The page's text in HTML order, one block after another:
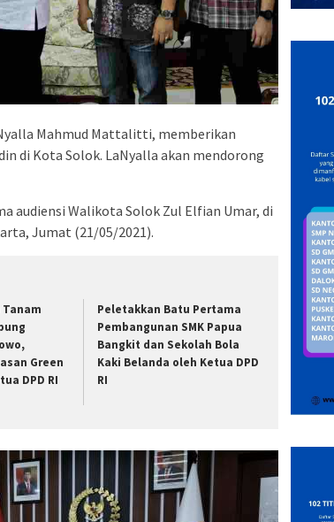
Mahmud Mattalitti, memberikan
di Kota Solok. LaNyalla akan mendorong
audiensi Walikota Solok Zul Elfian Umar, di
Jumat (21/05/2021).
Green
DPD RI
Peletakkan Batu Pertama
Pembangunan SMK Papua
Bangkit dan Sekolah Bola
Kaki Belanda oleh Ketua DPD
RI